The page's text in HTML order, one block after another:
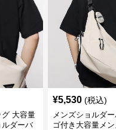
グ 大容量
ルダーバ
¥5,530 (税込)
メンズショルダ
ゴ付き大容量メ